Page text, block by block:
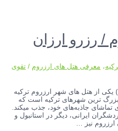
/ رزرو ارزان
، معرفی هتل های ارزروم /تقوی
هتل چینار (cinar Hotel Erzurum) یکی از هتل‌ های شهر ارزروم ترکیه
بزرگ ترین شهرهای ترکیه است که
تماشای جاذبه‌های خود، جذب میکند.
ایرانی، دیگر در استانبول و
ارزروم نیز …